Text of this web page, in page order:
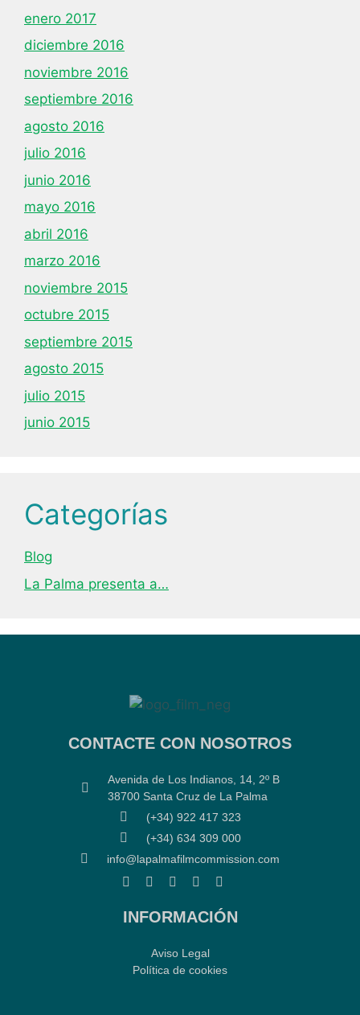
enero 2017
diciembre 2016
noviembre 2016
septiembre 2016
agosto 2016
julio 2016
junio 2016
mayo 2016
abril 2016
marzo 2016
noviembre 2015
octubre 2015
septiembre 2015
agosto 2015
julio 2015
junio 2015
Categorías
Blog
La Palma presenta a…
CONTACTE CON NOSOTROS
Avenida de Los Indianos, 14, 2º B
38700 Santa Cruz de La Palma
(+34) 922 417 323
(+34) 634 309 000
info@lapalmafilmcommission.com
INFORMACIÓN
Aviso Legal
Política de cookies